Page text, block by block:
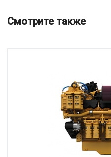
Смотрите также